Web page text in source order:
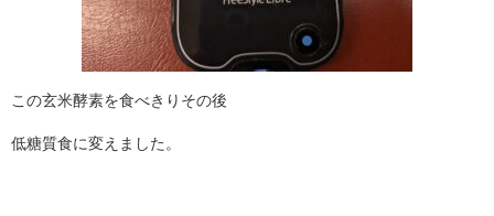
この玄米酵素を食べきりその後
低糖質食に変えました。